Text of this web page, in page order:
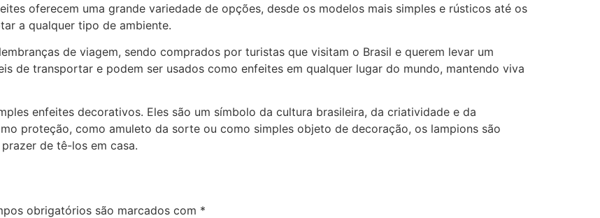
oferecem uma grande variedade de opções, desde os modelos mais simples e rústicos até os
a qualquer tipo de ambiente.
de viagem, sendo comprados por turistas que visitam o Brasil e querem levar um
de transportar e podem ser usados como enfeites em qualquer lugar do mundo, mantendo viva
enfeites decorativos. Eles são um símbolo da cultura brasileira, da criatividade e da
proteção, como amuleto da sorte ou como simples objeto de decoração, os lampions são
de tê-los em casa.
obrigatórios são marcados com *